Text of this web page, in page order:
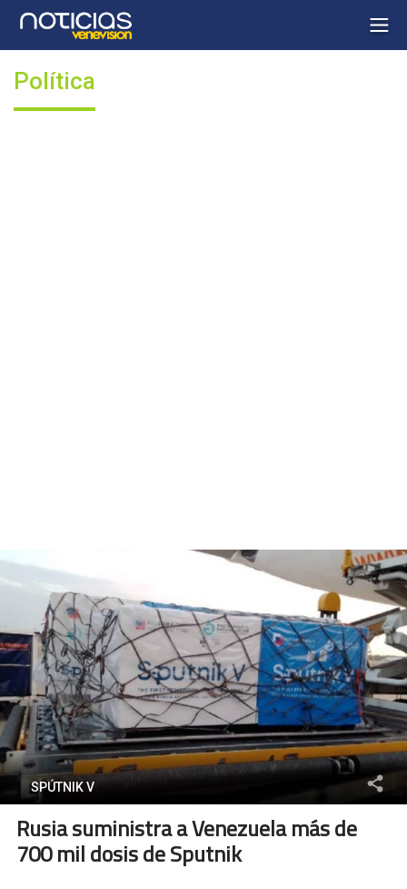
Política
SPÚTNIK V
Rusia suministra a Venezuela más de
700 mil dosis de Sputnik